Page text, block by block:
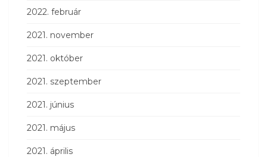
2022. február
2021. november
2021. október
2021. szeptember
2021. június
2021. május
2021. április